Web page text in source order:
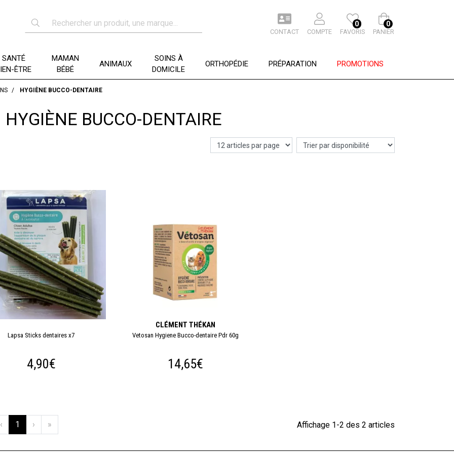
CONTACT COMPTE FAVORIS
0
PANIER
0
SANTÉ
ÊTRE
MAMAN
BÉBÉ
ANIMAUX
SOINS À
DOMICILE
ORTHOPÉDIE PRÉPARATION PROMOTIONS
HYGIÈNE BUCCO-DENTAIRE
HYGIÈNE BUCCO-DENTAIRE
Lapsa Sticks dentaires x7
4,90€
CLÉMENT THÉKAN
Vetosan Hygiene Bucco-dentaire Pdr 60g
14,65€
Affichage 1-2 des 2 articles
‹ 1 › »